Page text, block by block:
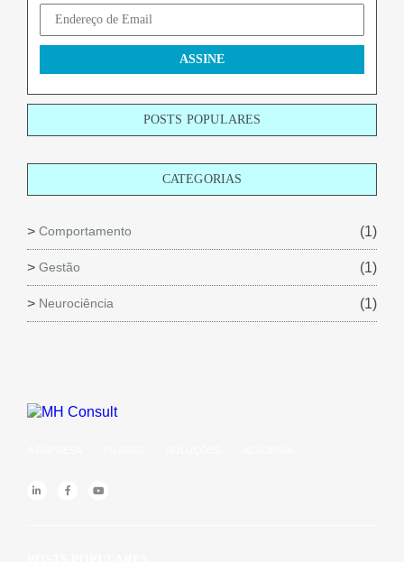
POSTS POPULARES
CATEGORIAS
Comportamento (1)
Gestão (1)
Neurociência (1)